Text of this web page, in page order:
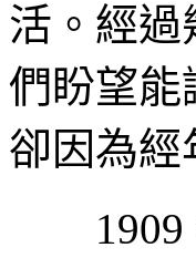
活。經過
們盼望能
卻因為經
1909